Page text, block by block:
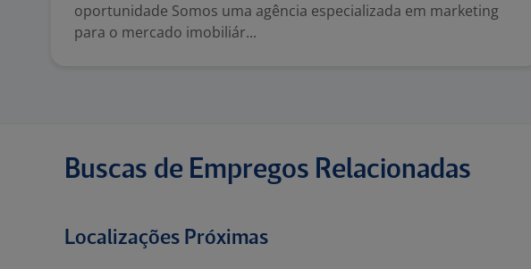
oportunidade Somos uma agência especializada em marketing
para o mercado imobiliár...
Buscas de Empregos Relacionadas
Localizações Próximas